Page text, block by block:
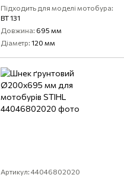
Підходить для моделі мотобура
BT 131
Довжина 695 мм
Діаметр 120 мм
Артикул: 44046802020